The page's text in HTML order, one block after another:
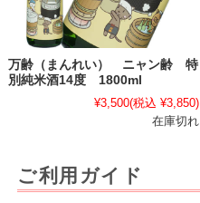
万齢（まんれい） ニャン齢 特
別純米酒14度 1800ml
¥3,500(税込 ¥3,850)
在庫切れ
ご利用ガイド